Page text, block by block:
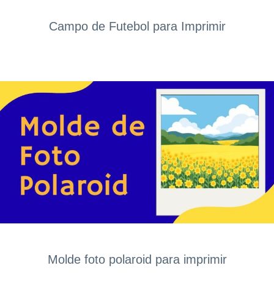
Campo de Futebol para Imprimir
Molde foto polaroid para imprimir